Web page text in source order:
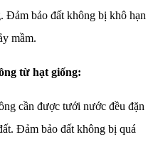
Đảm bảo đất không bị khô hạn
mầm.
từ hạt giống:
cần được tưới nước đều đặn
Đảm bảo đất không bị quá